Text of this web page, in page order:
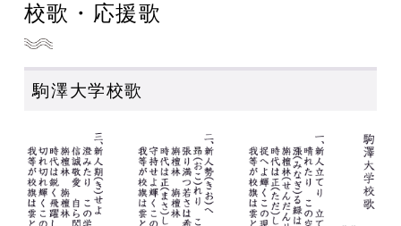
校歌・応援歌
駒澤大学校歌